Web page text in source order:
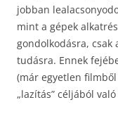
jobban
mint a gépek
gondolkodásra, csak
tudásra. Ennek
(már egyetlen
„lazítás” céljából